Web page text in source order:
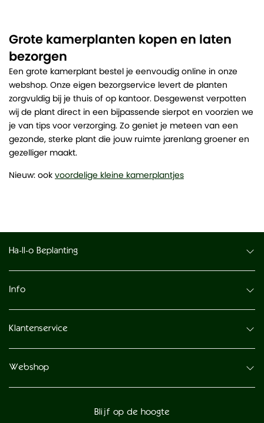
Grote kamerplanten kopen en laten
bezorgen
Een grote kamerplant bestel je eenvoudig online in onze
webshop. Onze eigen bezorgservice levert de planten
zorgvuldig bij je thuis of op kantoor. Desgewenst verpotten
wij de plant direct in een bijpassende sierpot en voorzien we
je van tips voor verzorging. Zo geniet je meteen van een
gezonde, sterke plant die jouw ruimte jarenlang groener en
gezelliger maakt.
Nieuw: ook voordelige kleine kamerplantjes
Ha-ll-o Beplanting
Info
Klantenservice
Webshop
Blijf op de hoogte